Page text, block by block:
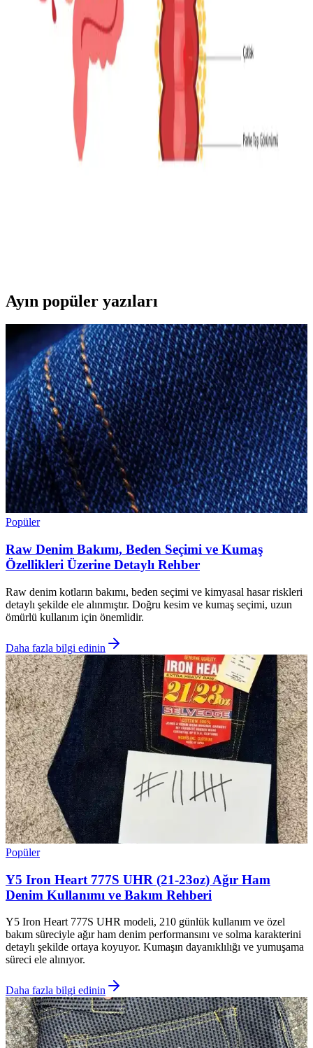
Dress to impress ifadesi, okul etkinliklerinde özenli ve etkileyici
giyinmeyi ifade eder. Bölgesel ve sosyal faktörler göz önünde
bulundurularak, şık ama aşırı resmi olmayan kıyafet tercih
Yaz Aylarında Erkekler İçin Fonksiyonel ve Şık
Giyim Seçenekleri ve Kombin Önerileri
Yaz aylarında erkekler için nefes alabilir kumaşlar, uygun kesimler
ve doğru aksesuarlar şıklık ve konforu bir arada sunar. Keten,
pamuklu kıyafetler ve hafif ayakkabılar yaz gardırobunun temelini
Ayın popüler yazıları
Popüler
Raw Denim Bakımı, Beden Seçimi ve Kumaş
Özellikleri Üzerine Detaylı Rehber
Raw denim kotların bakımı, beden seçimi ve kimyasal hasar riskleri
detaylı şekilde ele alınmıştır. Doğru kesim ve kumaş seçimi, uzun
ömürlü kullanım için önemlidir.
Daha fazla bilgi edinin
Popüler
Y5 Iron Heart 777S UHR (21-23oz) Ağır Ham
Denim Kullanımı ve Bakım Rehberi
Y5 Iron Heart 777S UHR modeli, 210 günlük kullanım ve özel
bakım süreciyle ağır ham denim performansını ve solma karakterini
detaylı şekilde ortaya koyuyor. Kumaşın dayanıklılığı ve yumuşama
süreci ele alınıyor.
Daha fazla bilgi edinin